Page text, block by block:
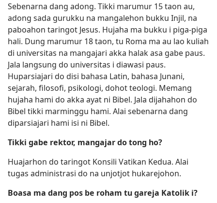
Sebenarna dang adong. Tikki marumur 15 taon au,
adong sada gurukku na mangalehon bukku Injil, na
paboahon taringot Jesus. Hujaha ma bukku i piga-piga
hali. Dung marumur 18 taon, tu Roma ma au lao kuliah
di universitas na mangajari akka halak asa gabe paus.
Jala langsung do universitas i diawasi paus.
Huparsiajari do disi bahasa Latin, bahasa Junani,
sejarah, filosofi, psikologi, dohot teologi. Memang
hujaha hami do akka ayat ni Bibel. Jala dijahahon do
Bibel tikki marminggu hami. Alai sebenarna dang
diparsiajari hami isi ni Bibel.
Tikki gabe rektor, mangajar do tong ho?
Huajarhon do taringot Konsili Vatikan Kedua. Alai
tugas administrasi do na unjotjot hukarejohon.
Boasa ma dang pos be roham tu gareja Katolik i?